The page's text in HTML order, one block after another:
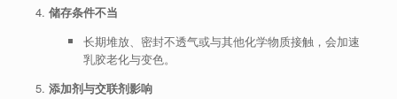
储存条件不当
长期堆放、密封不透气或与其他化学物质接触，会加速
乳胶老化与变色。
添加剂与交联剂影响